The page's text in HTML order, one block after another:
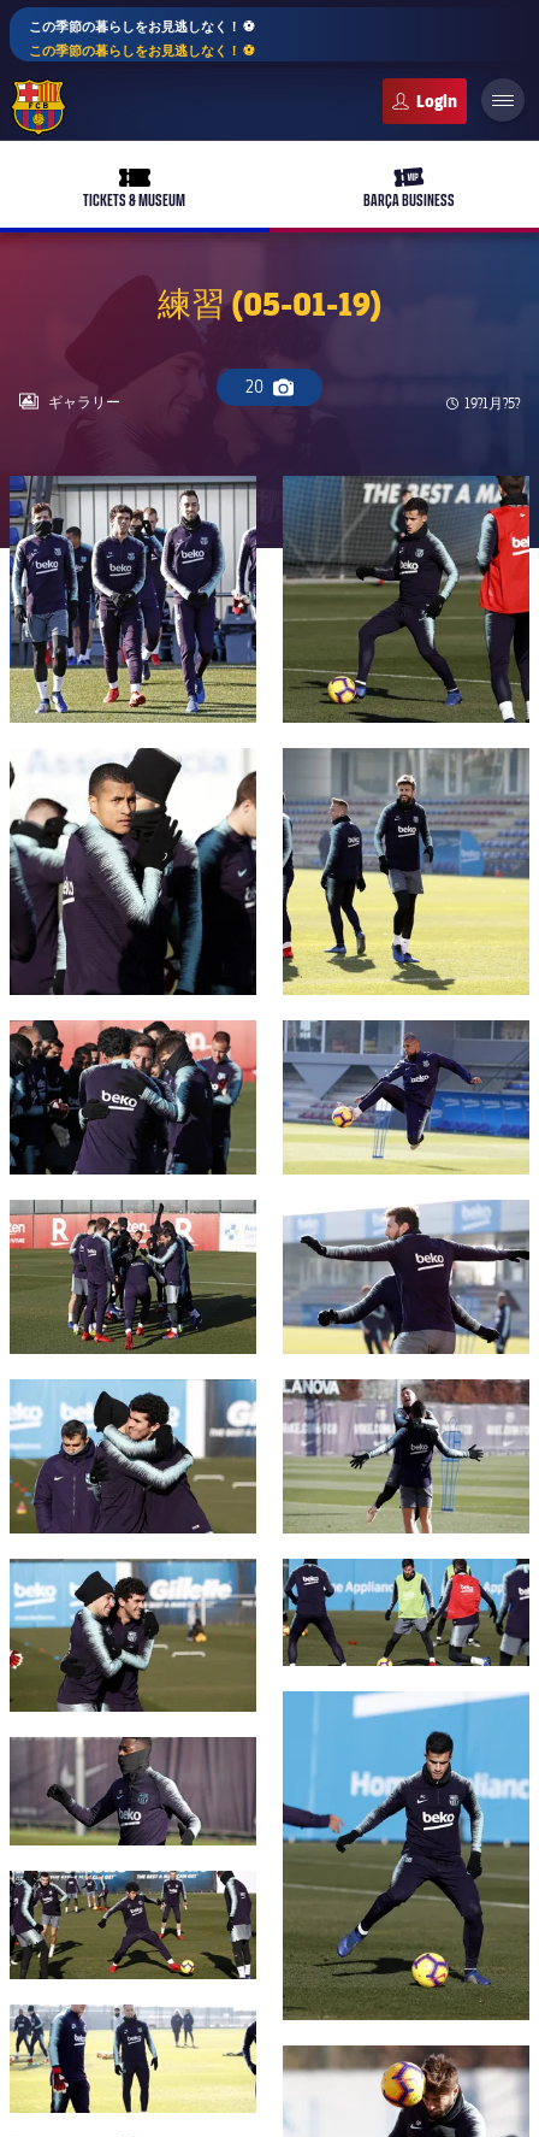
この季節の暮らしをお見逃しなく！ ⚽️
この季節の暮らしをお見逃しなく！ ⚽️
ticket-full
TICKETS & MUSEUM
ticket-vip
BARÇA BUSINESS
plusicon
label.aria.plus
plusicon
label.aria.plus
10年毎
会長
レジェンド
監督
plusicon
label.aria.plus
プレスパス
PLUSICON
LABEL.ARIA.PLUS
スケジュール
チケット
結果
順位表
バルサAtlètic
plusicon
label.aria.plus
スケジュール
チケット
結果
順位表
PLUSICON
LABEL.ARIA.PLUS
トップチーム
plusicon
label.aria.plus
スケジュール
チケット
結果
順位表
PLUSICON
LABEL.ARIA.PLUS
トップチーム
plusicon
label.aria.plus
スケジュール
チケット
結果
PLUSICON
LABEL.ARIA.PLUS
トップチーム
plusicon
label.aria.plus
スケジュール
チケット
結果
順位表
PLUSICON
LABEL.ARIA.PLUS
トップチーム
plusicon
label.aria.plus
スケジュール
チケット
結果
順位表
練習 (05-01-19)
20
Camera icon
LABEL.ARIA.GALLERY
ギャラリー Published
19?1月?5?
FC Barcelona club badge
FC Barcelona club badge
FC Barcelona club badge
FC Barcelona club badge
FC Barcelona club badge
FC Barcelona club badge
FC Barcelona club badge
FC Barcelona club badge
FC Barcelona club badge
FC Barcelona club badge
FC Barcelona club badge
FC Barcelona club badge
FC Barcelona club badge
FC Barcelona club badge
FC Barcelona club badge
FC Barcelona club badge
FC Barcelona club badge